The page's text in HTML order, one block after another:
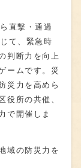
直撃・通過
て、緊急時
判断力を向上
ームです。災
災力を高めら
役所の共催、
で開催しま
域の防災力を